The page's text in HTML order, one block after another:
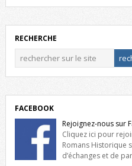
RECHERCHE
FACEBOOK
Rejoignez-nous sur
Cliquez ici pour
Romans Historique
d’échanges et de